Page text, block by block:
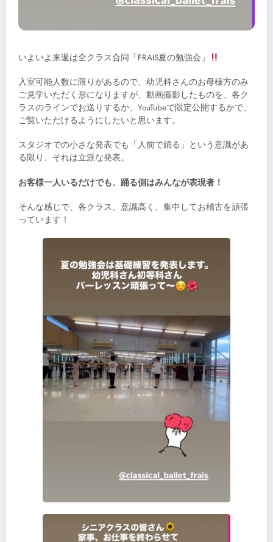
いよいよ来週は全クラス合同「FRAIS夏の勉強会」
入室可能人数に限りがあるので、幼児科さんのお母様方のみ
ご見学いただく形になりますが、動画撮影したものを、各ク
ラスのラインでお送りするか、YouTubeで限定公開するかで、
ご覧いただけるようにしたいと思います。
スタジオでの小さな発表でも「人前で踊る」という意識があ
る限り、それは立派な発表。
お客様一人いるだけでも、踊る側はみんなが表現者！
そんな感じで、各クラス、意識高く、集中してお稽古を頑張
っています！